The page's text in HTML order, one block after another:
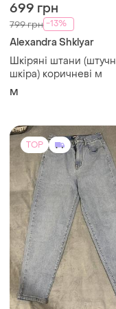
699 грн
799 грн -13%
Alexandra Shklyar
Шкіряні штани (штучна
TOP